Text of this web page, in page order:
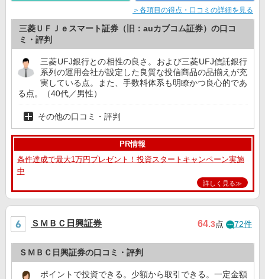
＞各項目の得点・口コミの詳細を見る
三菱ＵＦＪｅスマート証券（旧：auカブコム証券）の口コ
ミ・評判
三菱UFJ銀行との相性の良さ。および三菱UFJ信託銀行
系列の運用会社が設定した良質な投信商品の品揃えが充
実している点。また、手数料体系も明瞭かつ良心的であ
る点。（40代／男性）
その他の口コミ・評判
PR情報
条件達成で最大1万円プレゼント！投資スタートキャンペーン実施
中
詳しく見る≫
ＳＭＢＣ日興証券 64.3点 72件
ＳＭＢＣ日興証券の口コミ・評判
ポイントで投資できる。少額から取引できる。一定金額